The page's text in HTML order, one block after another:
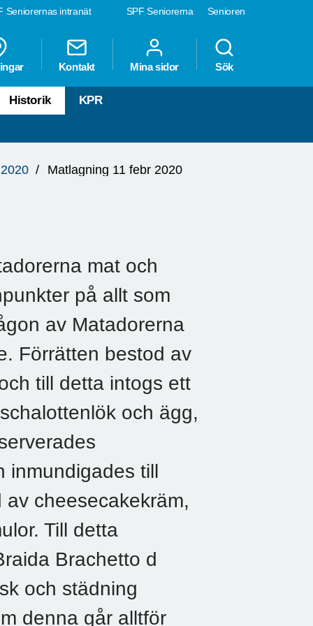
SPF Seniorerna Senioren
Seniorernas intranät
Kontakt Mina sidor Sök
Historik KPR
Matlagning 11 febr 2020
mat och
på allt som
av Matadorerna
Förrätten bestod av
till detta intogs ett
och ägg,
inmundigades till
cheesecakekräm,
Till detta
Brachetto d
och städning
denna går alltför